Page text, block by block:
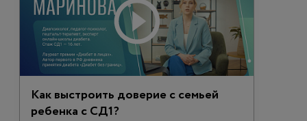
Как выстроить доверие с семьей
ребенка с СД1?